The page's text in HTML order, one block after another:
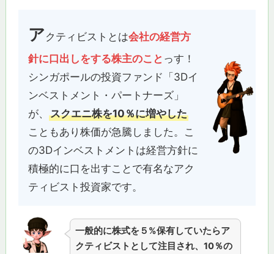
ア クティビストとは会社の経営方
針に口出しをする株主のこと っす！
シンガポールの投資ファンド「3Dイ
ンベストメント・パートナーズ」
が、スクエニ株を10％に増やした
こともあり株価が急騰しました。こ
の3Dインベストメントは経営方針に
積極的に口を出すことで有名なアク
ティビスト投資家です。
一般的に株式を５%保有していたらア
クティビストとして注目され、10％の